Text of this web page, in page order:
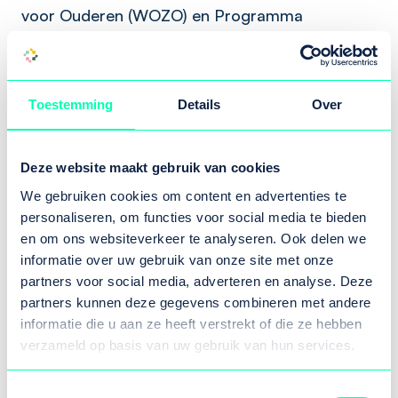
Toestemming Details Over
Deze website maakt gebruik van cookies
We gebruiken cookies om content en advertenties te
personaliseren, om functies voor social media te bieden
en om ons websiteverkeer te analyseren. Ook delen we
informatie over uw gebruik van onze site met onze
partners voor social media, adverteren en analyse. Deze
partners kunnen deze gegevens combineren met andere
informatie die u aan ze heeft verstrekt of die ze hebben
verzameld op basis van uw gebruik van hun services.
voor Ouderen (WOZO) en Programma
Toekomstbestendige Arbeidsmarkt Zorg (TAZ).
Ook is besloten dat het netwerk Gezond
Groningen het overkoepelende verbond is om
alle betrokken partijen, in verschillende
samenstellingen, samen te laten werken aan alle
gezonde zorg. Deze samenwerking bestaat al
en werkt, in tal van netwerken en
samenwerkingsverbanden. Wat het netwerk
Gezond Groningen hier aan toe voegt, is
gelijkgerichtheid, samenhang en synergie. En
het structureel verbinden van monitoring aan